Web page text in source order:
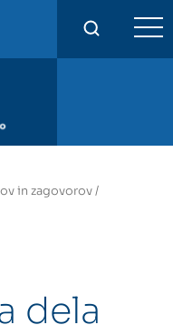
in zagovorov/
dela